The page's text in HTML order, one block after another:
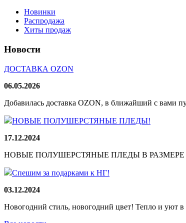
Новинки
Распродажа
Хиты продаж
Новости
ДОСТАВКА OZON
06.05.2026
Добавилась доставка OZON, в ближайший с вами
НОВЫЕ ПОЛУШЕРСТЯНЫЕ ПЛЕДЫ!
17.12.2024
НОВЫЕ ПОЛУШЕРСТЯНЫЕ ПЛЕДЫ В РАЗМЕРЕ
Спешим за подарками к НГ!
03.12.2024
Новогодний стиль, новогодний цвет! Тепло и уют